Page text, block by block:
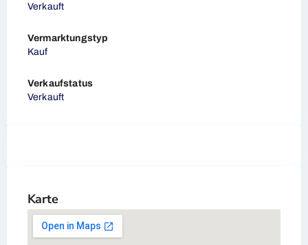
Verkauft
Vermarktungstyp
Kauf
Verkaufstatus
Verkauft
Karte